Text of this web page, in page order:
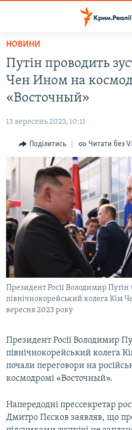
Перейти
основного
матеріалу
Перейти
до
основної
навігації
Перейти
до
пошуку
ВОДА.КРИМ
ВІДЕО ТА ФОТО
БЛОГИ
ПОГЛЯД
ВСЕ ЗА ДЕНЬ
СПЕЦПРОЕКТИ
ДЕПОРТАЦІЯ
ВІДЕОУРОКИ «ELIFBE»
СВІДЧЕННЯ ОКУПАЦІЇ
УКРАЇНСЬКА ПРОБЛЕМА КРИМУ
ІНФОГРАФІКА
ЯК ОБІЙТИ БЛОКУВАННЯ
Русский
Qırımtatar
ДОЛУЧАЙСЯ!
Усі сайти RFE/RL
НОВИНИ
Путін проводить
Чен Ином на
«Восточный»
13 вересень 2023, 10:11
Поділитись Читати без
Президент Росії Володимир Путін
північнокорейський колега Кім
вересня 2023 року
Президент Росії Володимир
північнокорейський колега
почали переговори на
космодромі «Восточный».
Напередодні прессекретар
Дмитро Пєсков заявляв, що